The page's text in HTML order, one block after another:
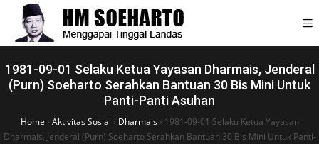
1981-09-01 Selaku Ketua Yayasan Dharmais, Jenderal
(Purn) Soeharto Serahkan Bantuan 30 Bis Mini Untuk
Panti-Panti Asuhan
Home › Aktivitas Sosial › Dharmais› 1981-09-01 Selaku Ketua Yayasan
Dharmais, Jenderal (Purn) Soeharto Serahkan Bantuan 30 Bis Mini Untuk Panti-